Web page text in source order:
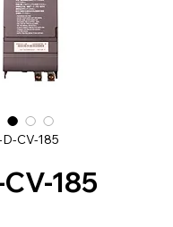
CV-185
185